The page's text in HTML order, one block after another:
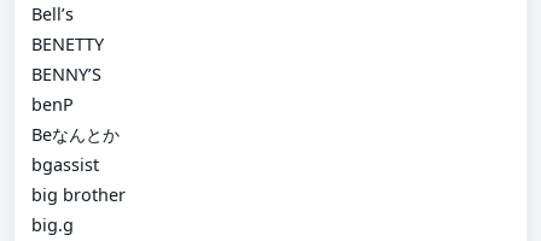
Bell’s
BENETTY
BENNY’S
benP
Beなんとか
bgassist
big brother
big.g